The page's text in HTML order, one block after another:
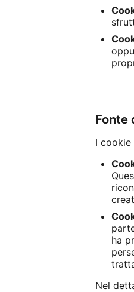
Fonte
I cookie
ha
Nel